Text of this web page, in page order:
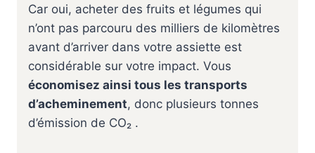
Car oui, acheter des fruits et légumes qui
n’ont pas parcouru des milliers de kilomètres
avant d’arriver dans votre assiette est
considérable sur votre impact. Vous
économisez ainsi tous les transports
d’acheminement, donc plusieurs tonnes
d’émission de CO₂ .